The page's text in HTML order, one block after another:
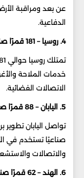
عن بعد ومراقبة
الدفاعية.
4. روسيا – 181 قمرًا صناعيًا
خدمات الملاحة
الاتصالات الفضائية.
5. اليابان – 88 قمرًا صناعيًا
صناعيًا تستخدم في
والاتصالات
6. الهند – 62 قمرًا صناعيًا